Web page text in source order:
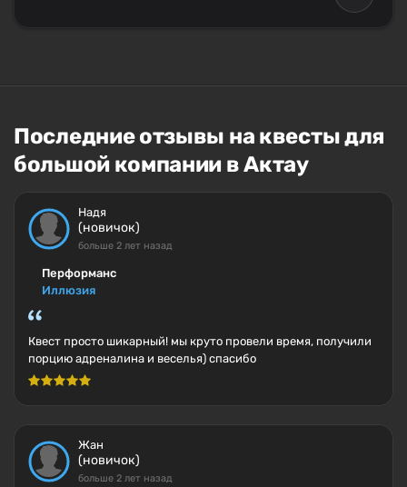
Последние отзывы на квесты для
большой компании в Актау
Надя
(новичок)
больше 2 лет назад
Перформанс
Иллюзия
Квест просто шикарный! мы круто провели время, получили
порцию адреналина и веселья) спасибо
Жан
(новичок)
больше 2 лет назад